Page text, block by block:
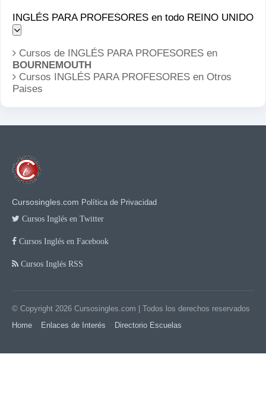
INGLÉS PARA PROFESORES en todo REINO UNIDO
Cursos de INGLÉS PARA PROFESORES en
BOURNEMOUTH
Cursos INGLÉS PARA PROFESORES en Otros
Paises
Cursosingles.com Política de Privacidad
Cursos Inglés en Twitter
Cursos Inglés en Facebook
Cursos Inglés RSS
© Copyright 2026 Cursosingles.com | Todos los derechos reservados
Home
Enlaces de Interés Directorio Escuelas